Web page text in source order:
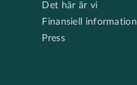
Det här är vi
Finansiell information
Press